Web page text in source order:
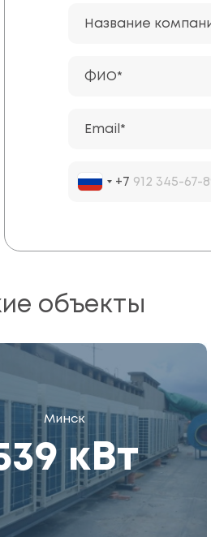
Название
ФИО*
Email*
+7
объекты
Минск
кВт